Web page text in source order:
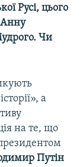
Русі, цього
Анну
Чи
а
на те, що
Путін